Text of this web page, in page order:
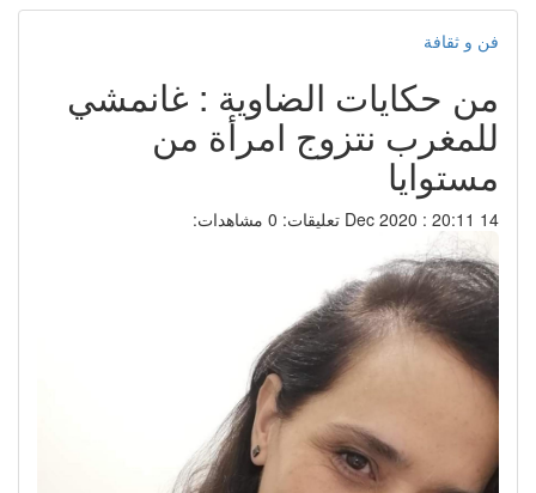
فن و ثقافة
من حكايات الضاوية : غانمشي
للمغرب نتزوج امرأة من
مستوايا
14 Dec 2020 : 20:11 تعليقات: 0 مشاهدات: